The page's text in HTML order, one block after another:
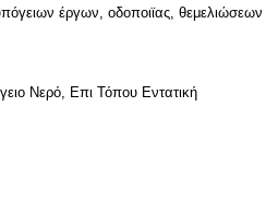
έργων, οδοποιϊας, θεμελιώσεων
Νερό, Επι Τόπου Εντατική